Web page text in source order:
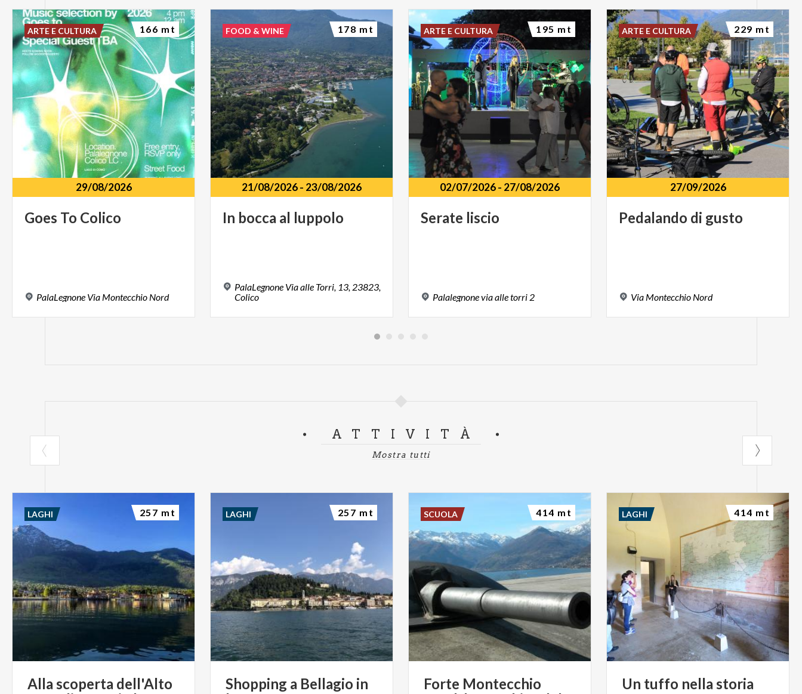
29/08/2026
Goes To Colico
PalaLegnone Via Montecchio Nord
ARTE E CULTURA 166 mt
21/08/2026- 23/08/2026
In bocca al luppolo
PalaLegnone Via alle Torri, 13, 23823,
Colico
FOOD & WINE 178 mt
02/07/2026- 27/08/2026
Serate liscio
Palalegnoneviaalletorri 2
ARTE E CULTURA 195 mt
27/09/2026
Pedalando di gusto
Via Montecchio Nord
ARTE E CULTURA 229 mt
ATTIVITÀ
Mostra tutti
Alla scoperta dell'Alto
LAGHI 257 mt
Shopping a Bellagio in
LAGHI 257 mt
Forte Montecchio
SCUOLA 414 mt
Un tuffo nella storia
LAGHI 414 mt